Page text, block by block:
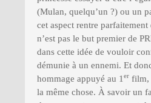
(Mulan, quelqu’un ?) ou un
cet aspect rentre
n’est pas le but premier de
dans cette idée de vouloir
démunie à un ennemi. Et
hommage appuyé au 1 er film,
la même chose. À savoir un